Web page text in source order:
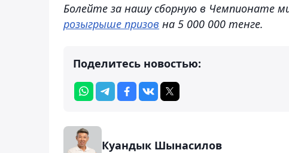
Болейте за нашу сборную в Чемпионате
розыгрыше призов на 5 000 000 тенге.
Поделитесь новостью:
Куандык Шынасилов